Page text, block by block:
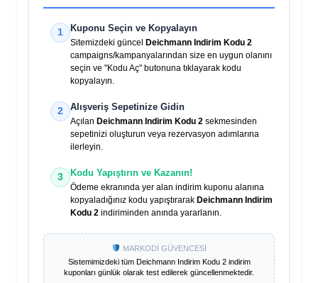
1 Kuponu Seçin ve Kopyalayın
Sitemizdeki güncel Deichmann Indirim Kodu 2
campaigns/kampanyalarından size en uygun olanını
seçin ve "Kodu Aç" butonuna tıklayarak kodu
kopyalayın.
2 Alışveriş Sepetinize Gidin
Açılan Deichmann Indirim Kodu 2 sekmesinden
sepetinizi oluşturun veya rezervasyon adımlarına
ilerleyin.
3 Kodu Yapıştırın ve Kazanın!
Ödeme ekranında yer alan indirim kuponu alanına
kopyaladığınız kodu yapıştırarak Deichmann Indirim
Kodu 2 indiriminden anında yararlanın.
MARKODİ GÜVENCESİ
Sistemimizdeki tüm Deichmann Indirim Kodu 2indirim
kuponları günlük olarak test edilerek güncellenmektedir.